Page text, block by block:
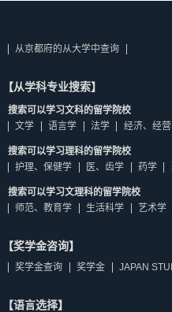
从京都府的从大学中查询
【从学科专业搜索】
搜索可以学习文科的留学院校
文学
语言学 法学 经济、经
搜索可以学习理科的留学院校
护理、保健学
医、齿学 药学
搜索可以学习文理科的留学院校
师范、教育学
生活科学 艺术学
【奖学金咨询】
奖学金查询 奖学金 JAPAN
【语言选择】